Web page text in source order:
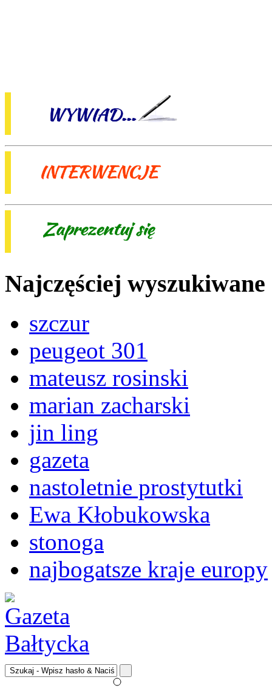
Najczęściej wyszukiwane
szczur
peugeot 301
mateusz rosinski
marian zacharski
jin ling
gazeta
nastoletnie prostytutki
Ewa Kłobukowska
stonoga
najbogatsze kraje europy